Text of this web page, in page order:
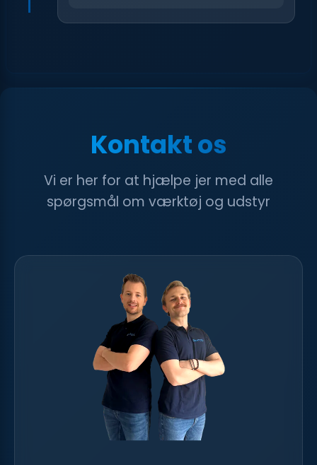
Kontakt os
Vi er her for at hjælpe jer med alle
spørgsmål om værktøj og udstyr